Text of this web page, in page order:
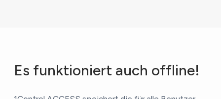
Es funktioniert auch offline!